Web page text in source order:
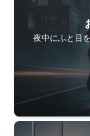
夜中にふと目